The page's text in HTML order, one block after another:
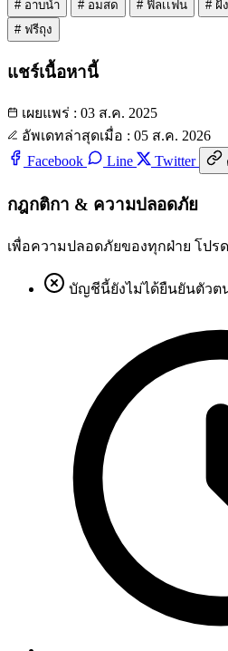
# อาบน้ำ # อมสด # ฟิลเเฟน # ฝั
# ฟรีถุง
แชร์เนื้อหานี้
เผยแพร่ : 03 ส.ค. 2025
อัพเดทล่าสุดเมื่อ : 05 ส.ค. 2026
Facebook
Line Twitter
กฎกติกา & ความปลอดภัย
เพื่อความปลอดภัยของทุกฝ่าย โป
บัญชีนี้ยังไม่ได้ยืนยันตัวตน